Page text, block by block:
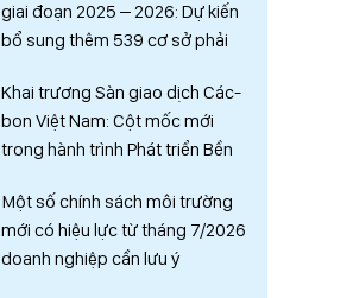
giai đoạn 2025 – 2026: Dự kiến
bổ sung thêm 539 cơ sở phải
Khai trương Sàn giao dịch Các-
bon Việt Nam: Cột mốc mới
trong hành trình Phát triển Bền
Một số chính sách môi trường
mới có hiệu lực từ tháng 7/2026
doanh nghiệp cần lưu ý